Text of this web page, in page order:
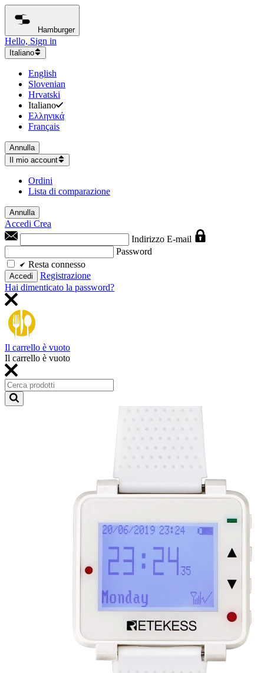
Hamburger
Hello, Sign in
Italiano
English
Slovenian
Hrvatski
Italiano
Ελληνικά
Français
Annulla
Il mio account
Ordini
Lista di comparazione
Annulla
Accedi Crea
Indirizzo E-mail
Password
Resta connesso
Accedi
Registrazione
Hai dimenticato la password?
Il carrello è vuoto
Il carrello è vuoto